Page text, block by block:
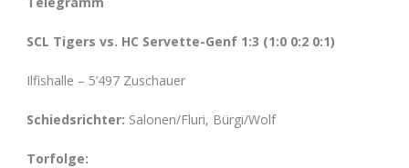
SCL Tigers vs. HC Servette-Genf 1:3 (1:0 0:2 0:1)
Ilfishalle – 5’497 Zuschauer
Schiedsrichter: Salonen/Fluri, Bürgi/Wolf
Torfolge: